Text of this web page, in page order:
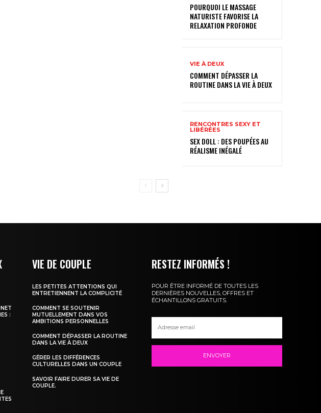
POURQUOI LE MASSAGE
NATURISTE FAVORISE LA
RELAXATION PROFONDE
VIE À DEUX
COMMENT DÉPASSER LA
ROUTINE DANS LA VIE À DEUX
RENCONTRES SEXY ET
LIBÉRÉES
SEX DOLL : DES POUPÉES AU
RÉALISME INÉGALÉ
:
VIE DE COUPLE
LES PETITES ATTENTIONS QUI
ENTRETIENNENT LA COMPLICITÉ
COMMENT SE SOUTENIR
MUTUELLEMENT DANS VOS
AMBITIONS PERSONNELLES
COMMENT DÉPASSER LA ROUTINE
DANS LA VIE À DEUX
GÉRER LES DIFFÉRENCES
CULTURELLES DANS UN COUPLE
SAVOIR FAIRE DURER SA VIE DE
COUPLE.
RESTEZ INFORMÉS !
POUR ÊTRE INFORMÉ DE TOUTES LES
DERNIÈRES NOUVELLES, OFFRES ET
ÉCHANTILLONS GRATUITS.
ENVOYER